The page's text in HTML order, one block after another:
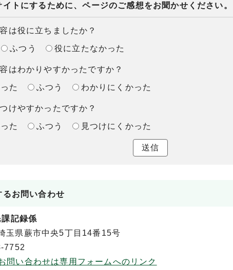
トにするために、ページのご感想をお聞かせください。
は役に立ちましたか？
ふつう 役に立たなかった
はわかりやすかったですか？
た ふつう わかりにくかった
けやすかったですか？
た ふつう 見つけにくかった
送信
るお問い合わせ
記録係
県蕨市中央5丁目14番15号
7752
問い合わせは専用フォームへのリンク